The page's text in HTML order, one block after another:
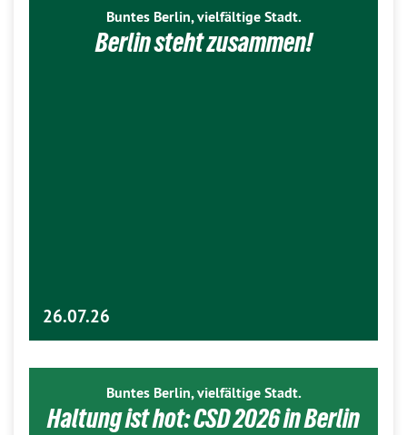
Buntes Berlin, vielfältige Stadt.
Berlin steht zusammen!
26.07.26
Buntes Berlin, vielfältige Stadt.
Haltung ist hot: CSD 2026 in Berlin